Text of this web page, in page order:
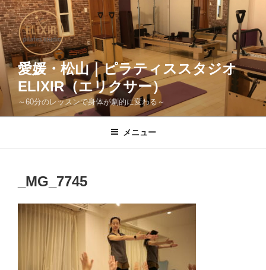
コ
ン
テ
ン
ツ
ス
ッ
愛媛・松山｜ピラティススタジオ
ELIXIR（エリクサー）
～60分のレッスンで身体が劇的に変わる～
メニュー
_MG_7745